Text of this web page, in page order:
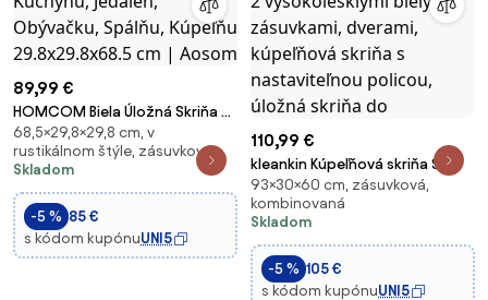
89,99 €
HOMCOM Biela Úložná Skriňa s
3 Šuplíkmi pre Kuchyňu, Jedáleň,
Obývačku, Spálňu, Kúpeľňu
29.8x29.8x68.5 cm | Aosom
68,5×29,8×29,8 cm, v
rustikálnom štýle, zásuvková
Skladom
-5 % 85 €
s kódom kupónuUNI5
110,99 €
kleankin Kúpeľňová skriňa S
bočnou skrinkou a 2
vysokolesklými bielymi
zásuvkami, dverami, kúpeľňová
skriňa s nastaviteľnou policou,
úložná skriňa do
93×30×60 cm, zásuvková,
kombinovaná
Skladom
-5 % 105 €
s kódom kupónuUNI5